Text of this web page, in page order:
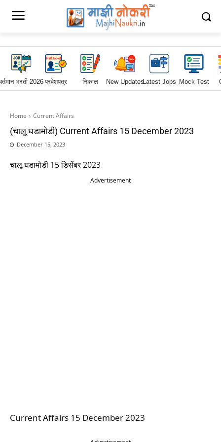
भरती 2026प्रवेशपत्र निकाल New UpdatesLatest Jobs Mock Test
Home Current Affairs
(चालू घडामोडी) Current Affairs 15 December 2023
December 15, 2023
चालू घडामोडी 15 डिसेंबर 2023
Advertisement
Current Affairs 15 December 2023